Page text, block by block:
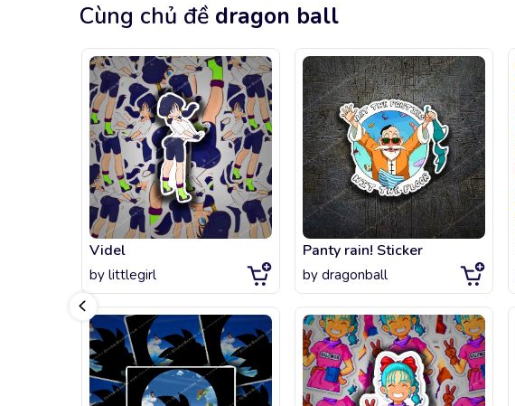
Cùng chủ đề dragon ball
Videl
by littlegirl
Panty rain! Sticker
by dragonball